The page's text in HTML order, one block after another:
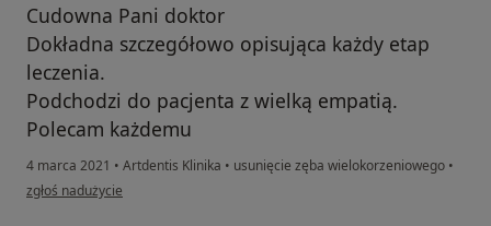
Cudowna Pani doktor
Dokładna szczegółowo opisująca każdy etap
leczenia.
Podchodzi do pacjenta z wielką empatią.
Polecam każdemu
4 marca 2021 • Artdentis Klinika • usunięcie zęba wielokorzeniowego •
w opinii użytkownika Justyna M
zgłoś nadużycie